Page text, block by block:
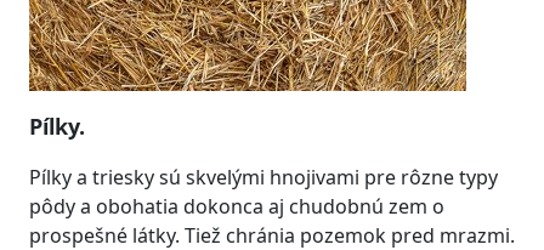
Pílky.
Pílky a triesky sú skvelými hnojivami pre rôzne typy
pôdy a obohatia dokonca aj chudobnú zem o
prospešné látky. Tiež chránia pozemok pred mrazmi.